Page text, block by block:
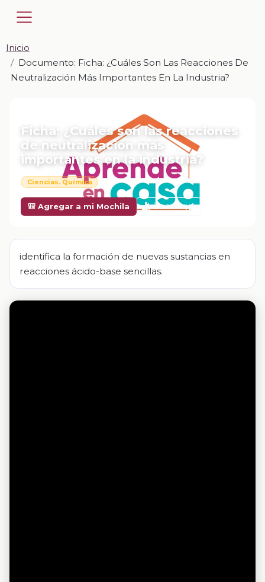
Inicio
Documento: Ficha: ¿Cuáles Son Las Reacciones De
Neutralización Más Importantes En La Industria?
Ficha: ¿Cuáles son las reacciones
de neutralización más
importantes en la industria?
Ciencias. Química
🎒 Agregar a mi Mochila Descargar
identifica la formación de nuevas sustancias en
reacciones ácido-base sencillas.